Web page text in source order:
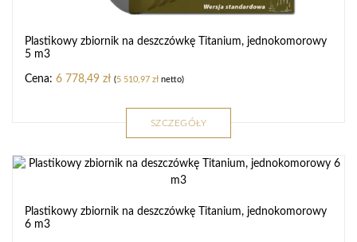
Plastikowy zbiornik na deszczówkę Titanium, jednokomorowy
5 m3
6 778,49 zł (5 510,97 złnetto)
SZCZEGÓŁY
Plastikowy zbiornik na deszczówkę Titanium, jednokomorowy
6 m3